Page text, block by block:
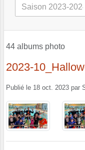
44 albums photo
2023-
Publié le 18 oct. 2023 par